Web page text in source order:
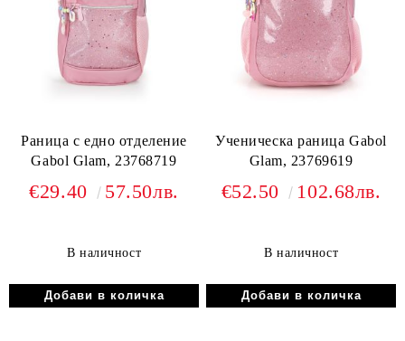
Раница с едно отделение
Gabol Glam, 23768719
€29.40 57.50лв.
В наличност
Ученическа раница Gabol
Glam, 23769619
€52.50 102.68лв.
В наличност